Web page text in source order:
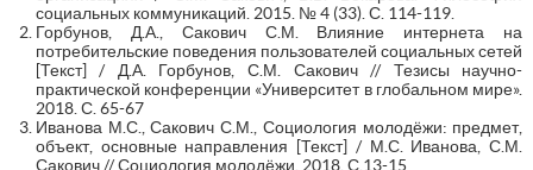
социальных коммуникаций. 2015. № 4 (33). С. 114-119.
Горбунов, Д.А., Сакович С.М. Влияние интернета на
потребительские поведения пользователей социальных сетей
[Текст] / Д.А. Горбунов, С.М. Сакович // Тезисы научно-
практической конференции «Университет в глобальном мире».
2018. С. 65-67
Иванова М.С., Сакович С.М., Социология молодёжи: предмет,
объект, основные направления [Текст] / М.С. Иванова, С.М.
Сакович // Социология молодёжи. 2018. С.13-15